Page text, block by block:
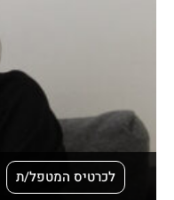
לכרטיס המטפל/ת